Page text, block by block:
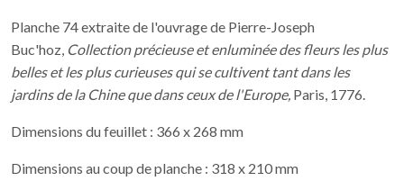
Planche 74 extraite de l'ouvrage de Pierre-Joseph
Buc'hoz, Collection précieuse et enluminée des fleurs les plus
belles et les plus curieuses qui se cultivent tant dans les
jardins de la Chine que dans ceux de l'Europe, Paris, 1776.
Dimensions du feuillet : 366 x 268 mm
Dimensions au coup de planche : 318 x 210 mm